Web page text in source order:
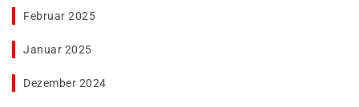
Februar 2025
Januar 2025
Dezember 2024